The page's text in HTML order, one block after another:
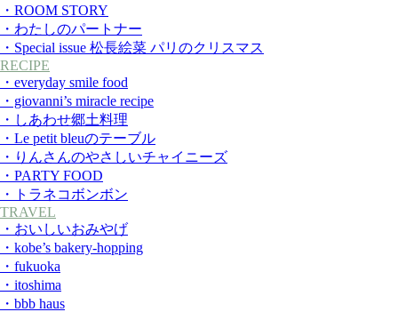
・ROOM STORY
・わたしのパートナー
・Special issue 松長絵菜 パリのクリスマス
RECIPE
・everyday smile food
・giovanni’s miracle recipe
・しあわせ郷土料理
・Le petit bleuのテーブル
・りんさんのやさしいチャイニーズ
・PARTY FOOD
・トラネコボンボン
TRAVEL
・おいしいおみやげ
・kobe’s bakery-hopping
・fukuoka
・itoshima
・bbb haus